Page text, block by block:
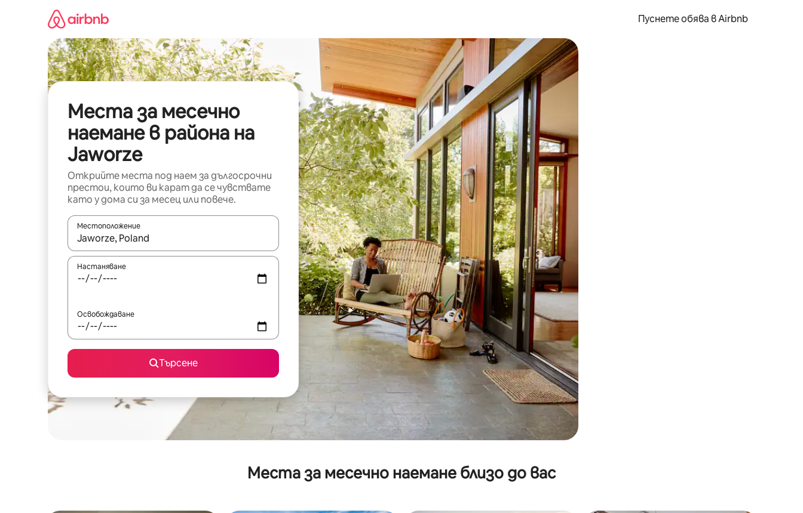
съдържанието
Пуснете обява в Airbnb
Места за месечно
наемане в района на
Jaworze
Открийте места под наем за дългосрочни
престои, които ви карат да се чувствате
като у дома си за месец или повече.
Местоположение
Когато резултатите се покажат, използвайте клавишите със стрелки нагоре и надолу или навигирайте с докосване или плъзгане.
Настаняване
Освобождаване
Търсене
Места за месечно наемане близо до вас